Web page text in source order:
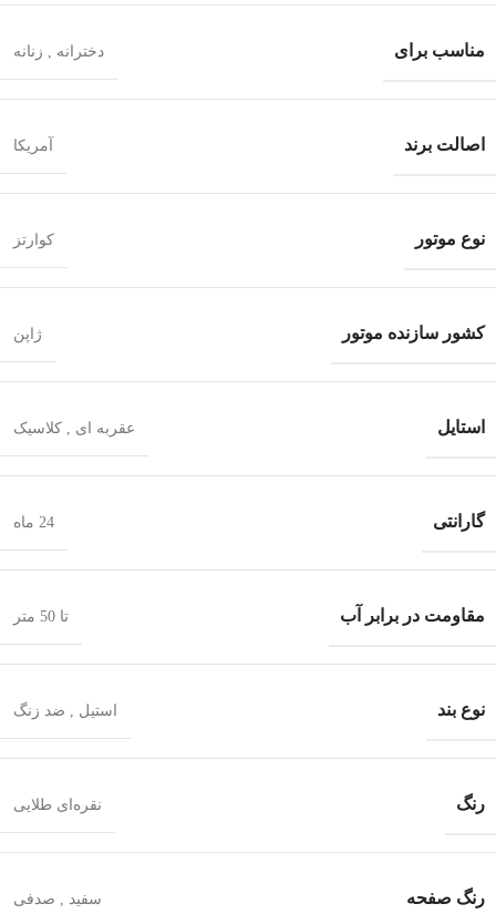
مناسب برای دخترانه , زنانه
اصالت برند آمریکا
نوع موتور کوارتز
کشور سازنده موتور ژاپن
استایل عقربه ای , کلاسیک
گارانتی 24 ماه
مقاومت در برابر آب تا 50 متر
نوع بند استیل , ضد زنگ
رنگ نقره‌ای طلایی
رنگ صفحه سفید , صدفی